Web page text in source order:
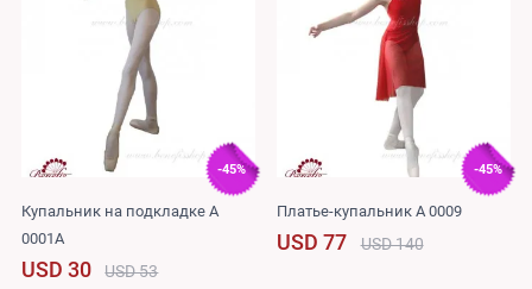
-45%
Купальник на подкладке A
0001A
USD 30 USD 53
-45%
Платье-купальник A 0009
USD 77 USD 140